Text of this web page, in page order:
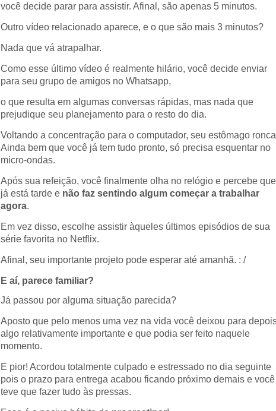
você decide parar para assistir. Afinal, são apenas 5 minutos.
Outro vídeo relacionado aparece, e o que são mais 3 minutos?
Nada que vá atrapalhar.
Como esse último vídeo é realmente hilário, você decide enviar
para seu grupo de amigos no Whatsapp,
o que resulta em algumas conversas rápidas, mas nada que
prejudique seu planejamento para o resto do dia.
Voltando a concentração para o computador, seu estômago
Ainda bem que você já tem tudo pronto, só precisa esquentar no
micro-ondas.
Após sua refeição, você finalmente olha no relógio e percebe que
já está tarde e não faz sentindo algum começar a trabalhar
agora.
Em vez disso, escolhe assistir àqueles últimos episódios de sua
série favorita no Netflix.
Afinal, seu importante projeto pode esperar até amanhã. : /
E aí, parece familiar?
Já passou por alguma situação parecida?
Aposto que pelo menos uma vez na vida você deixou para
algo relativamente importante e que podia ser feito naquele
momento.
E pior! Acordou totalmente culpado e estressado no dia seguinte
pois o prazo para entrega acabou ficando próximo demais e você
teve que fazer tudo às pressas.